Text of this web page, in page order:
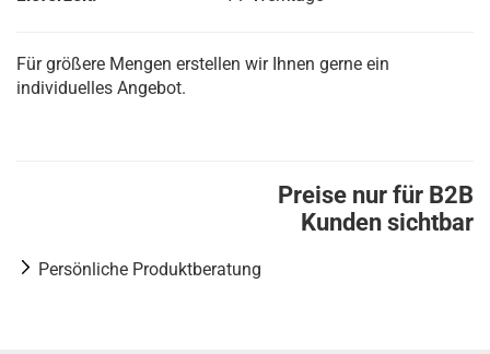
Für größere Mengen erstellen wir Ihnen gerne ein
individuelles Angebot.
Preise nur für B2B
Kunden sichtbar
Persönliche Produktberatung